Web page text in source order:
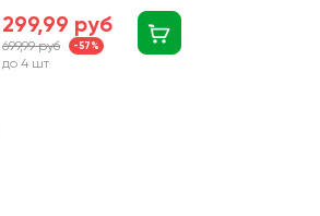
299,99 руб
699,99 руб -57%
до 4 шт